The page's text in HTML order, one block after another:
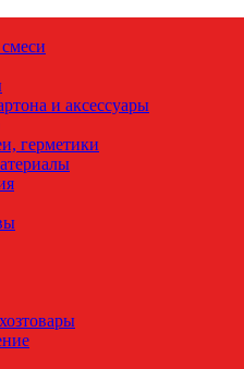
и аксессуары
герметики